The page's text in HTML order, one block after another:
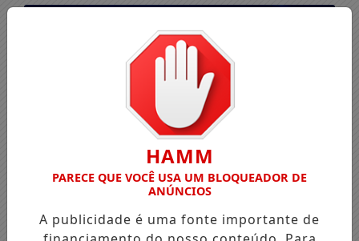
HAMM
PARECE QUE VOCÊ USA UM BLOQUEADOR DE
ANÚNCIOS
A publicidade é uma fonte importante de